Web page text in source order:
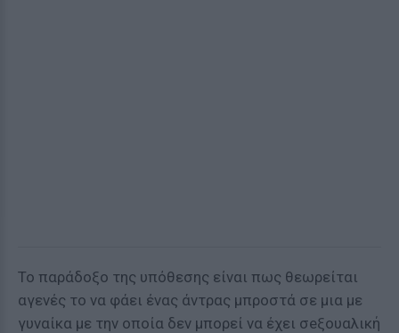
Το παράδοξο της υπόθεσης είναι πως θεωρείται
αγενές το να φάει ένας άντρας μπροστά σε μια με
γυναίκα με την οποία δεν μπορεί να έχει σeξουαλική